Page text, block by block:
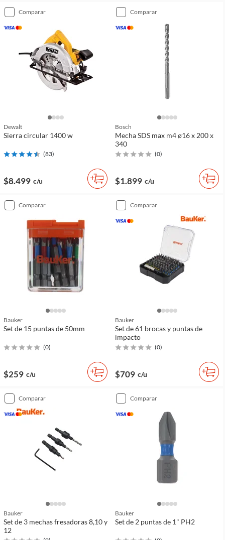
comparar
Dewalt
Sierra circular 1400 w
(83)
$8.499 c/u
comparar
Bosch
Mecha SDS max m4 ø16 x 200 x
340
(0)
$1.899 c/u
comparar
Bauker
Set de 15 puntas de 50mm
(0)
$259 c/u
comparar
Bauker
Set de 61 brocas y puntas de
impacto
(0)
$709 c/u
comparar
Bauker
Set de 3 mechas fresadoras 8,10 y
12
comparar
Bauker
Set de 2 puntas de 1" PH2